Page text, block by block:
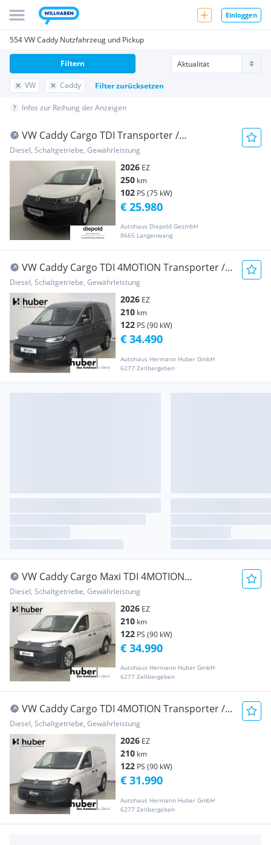
Einloggen
554 VW Caddy Nutzfahrzeug und Pickup
VW Caddy Filter zurücksetzen
Filtern
Infos zur Reihung der Anzeigen
VW Caddy Cargo TDI Transporter /
Kastenwagen
Diesel, Schaltgetriebe, Gewährleistung
2026 EZ
250 km
102 PS (75 kW)
Autohaus Diepold GesmbH
8665 Langenwang
€ 25.980
VW Caddy Cargo TDI 4MOTION Transporter /
Kastenwagen
Diesel, Schaltgetriebe, Gewährleistung
2026 EZ
210 km
122 PS (90 kW)
Autohaus Hermann Huber GmbH
6277 Zellbergeben
€ 34.490
VW Caddy Cargo Maxi TDI 4MOTION
Transporter / Kastenwagen
Diesel, Schaltgetriebe, Gewährleistung
2026 EZ
210 km
122 PS (90 kW)
Autohaus Hermann Huber GmbH
6277 Zellbergeben
€ 34.990
VW Caddy Cargo TDI 4MOTION Transporter /
Kastenwagen
Diesel, Schaltgetriebe, Gewährleistung
2026 EZ
210 km
122 PS (90 kW)
Autohaus Hermann Huber GmbH
6277 Zellbergeben
€ 31.990